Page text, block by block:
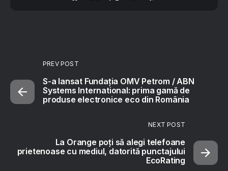
PREV POST
S-a lansat Fundația OMV Petrom / ABN
Systems International: prima gamă de
produse electronice eco din România
NEXT POST
La Orange poți să alegi telefoane
prietenoase cu mediul, datorită punctajului
EcoRating